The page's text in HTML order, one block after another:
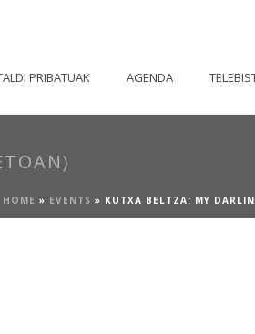
PRIBATUAK AGENDA
HOME » EVENTS » KUTXA BELTZA: MY